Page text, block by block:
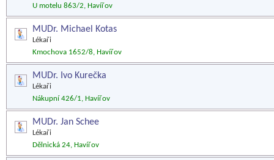
U motelu 863/2, Havířov
MUDr. Michael Kotas
Lékaři
Kmochova 1652/8, Havířov
MUDr. Ivo Kurečka
Lékaři
Nákupní 426/1, Havířov
MUDr. Jan Schee
Lékaři
Dělnická 24, Havířov